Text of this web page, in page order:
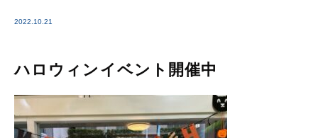
2022.10.21
ハロウィンイベント開催中